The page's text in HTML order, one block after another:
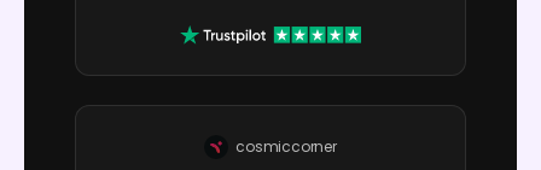
cosmiccorner